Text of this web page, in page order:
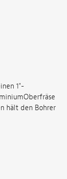
1"-
hält den Bohrer